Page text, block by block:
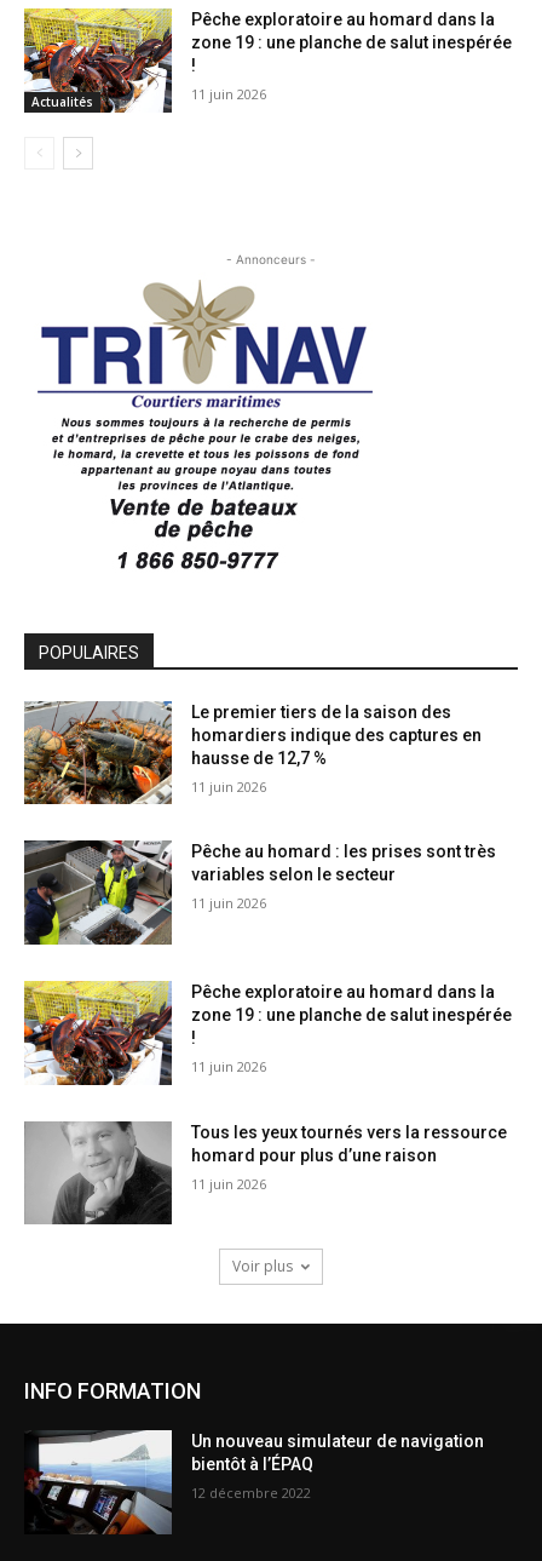
Actualités
Pêche exploratoire au homard dans la
zone 19 : une planche de salut inespérée
!
11 juin 2026
- Annonceurs -
POPULAIRES
Le premier tiers de la saison des
homardiers indique des captures en
hausse de 12,7 %
11 juin 2026
Pêche au homard : les prises sont très
variables selon le secteur
11 juin 2026
Pêche exploratoire au homard dans la
zone 19 : une planche de salut inespérée
!
11 juin 2026
Tous les yeux tournés vers la ressource
homard pour plus d’une raison
11 juin 2026
Voir plus
INFO FORMATION
Un nouveau simulateur de navigation
bientôt à l’ÉPAQ
12 décembre 2022